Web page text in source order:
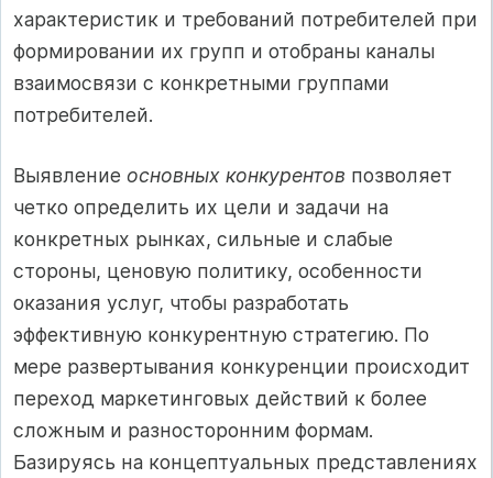
характеристик и требований потребителей при
формировании их групп и отобраны каналы
взаимосвязи с конкретными группами
потребителей.
Выявление основных конкурентов позволяет
четко определить их цели и задачи на
конкретных рынках, сильные и слабые
стороны, ценовую политику, особенности
оказания услуг, чтобы разработать
эффективную конкурентную стратегию. По
мере развертывания конкуренции происходит
переход маркетинговых действий к более
сложным и разносторонним формам.
Базируясь на концептуальных представлениях